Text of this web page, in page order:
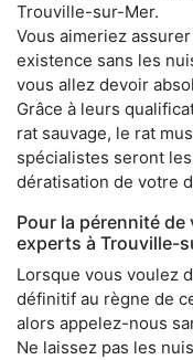
Trouville-sur-Mer.
Vous aimeriez
existence sans les
vous allez devoir
Grâce à leurs
rat sauvage, le rat
spécialistes seront
dératisation de votre
Pour la pérennité
experts à Trouville-
Lorsque vous voulez
définitif au règne de
alors appelez-nous
Ne laissez pas les